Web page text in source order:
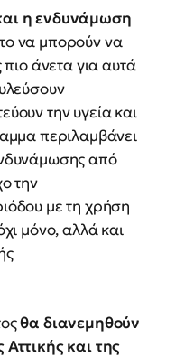
η ενδυνάμωση
να μπορούν να
πιο άνετα για αυτά
την υγεία και
περιλαμβάνει
από
την
με τη χρήση
μόνο, αλλά και
θα διανεμηθούν
και της